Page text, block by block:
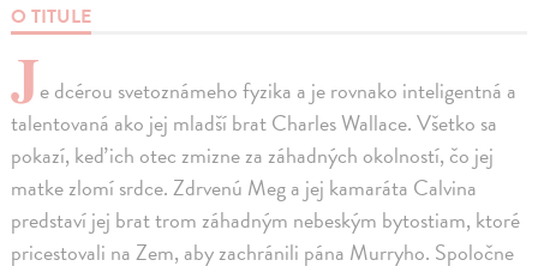
O TITULE
Je dcérou svetoznámeho fyzika a je rovnako inteligentná a
talentovaná ako jej mladší brat Charles Wallace. Všetko sa
pokazí, keď ich otec zmizne za záhadných okolností, čo jej
matke zlomí srdce. Zdrvenú Meg a jej kamaráta Calvina
predstaví jej brat trom záhadným nebeským bytostiam, ktoré
pricestovali na Zem, aby zachránili pána Murryho. Spoločne